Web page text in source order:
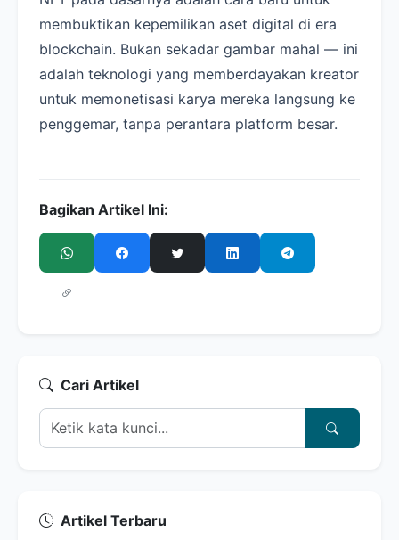
membuktikan kepemilikan aset digital di era
blockchain. Bukan sekadar gambar mahal — ini
adalah teknologi yang memberdayakan kreator
untuk memonetisasi karya mereka langsung ke
penggemar, tanpa perantara platform besar.
Bagikan Artikel Ini:
Cari Artikel
Artikel Terbaru